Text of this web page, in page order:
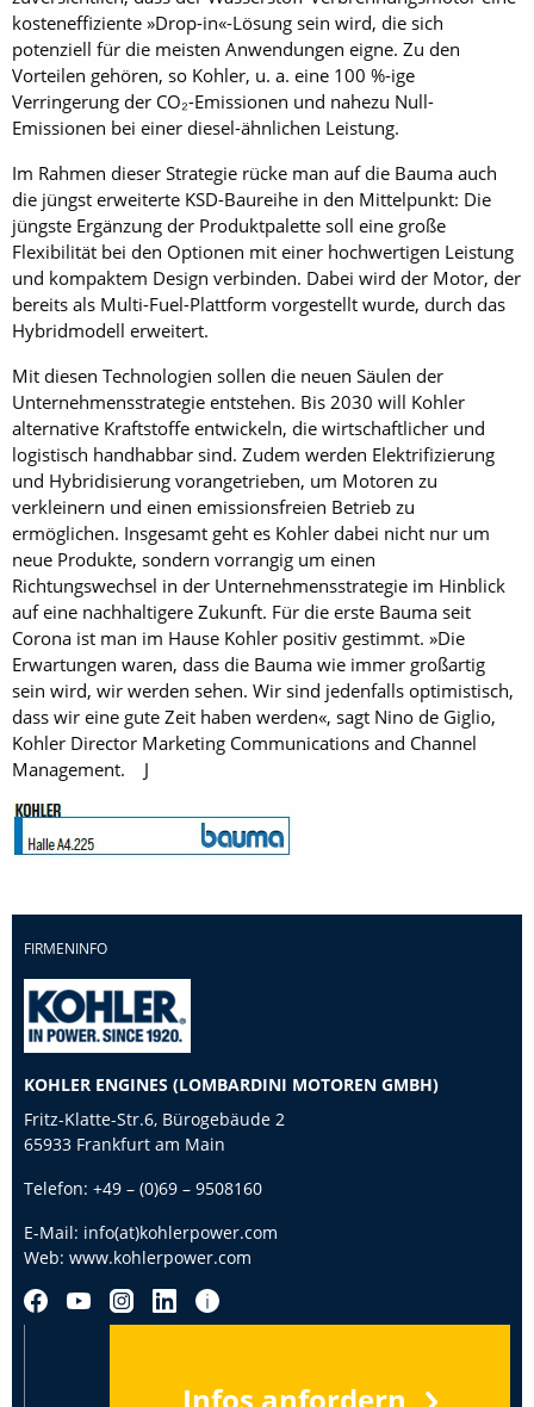
kosteneffiziente »Drop-in«-Lösung sein wird, die sich
potenziell für die meisten Anwendungen eigne. Zu den
Vorteilen gehören, so Kohler, u. a. eine 100 %-ige
Verringerung der CO₂-Emissionen und nahezu Null-
Emissionen bei einer diesel-ähnlichen Leistung.
Im Rahmen dieser Strategie rücke man auf die Bauma auch
die jüngst erweiterte KSD-Baureihe in den Mittelpunkt: Die
jüngste Ergänzung der Produktpalette soll eine große
Flexibilität bei den Optionen mit einer hochwertigen Leistung
und kompaktem Design verbinden. Dabei wird der Motor, der
bereits als Multi-Fuel-Plattform vorgestellt wurde, durch das
Hybridmodell erweitert.
Mit diesen Technologien sollen die neuen Säulen der
Unternehmensstrategie entstehen. Bis 2030 will Kohler
alternative Kraftstoffe entwickeln, die wirtschaftlicher und
logistisch handhabbar sind. Zudem werden Elektrifizierung
und Hybridisierung vorangetrieben, um Motoren zu
verkleinern und einen emissionsfreien Betrieb zu
ermöglichen. Insgesamt geht es Kohler dabei nicht nur um
neue Produkte, sondern vorrangig um einen
Richtungswechsel in der Unternehmensstrategie im Hinblick
auf eine nachhaltigere Zukunft. Für die erste Bauma seit
Corona ist man im Hause Kohler positiv gestimmt. »Die
Erwartungen waren, dass die Bauma wie immer großartig
sein wird, wir werden sehen. Wir sind jedenfalls optimistisch,
dass wir eine gute Zeit haben werden«, sagt Nino de Giglio,
Kohler Director Marketing Communications and Channel
Management. J
FIRMENINFO
KOHLER ENGINES (LOMBARDINI MOTOREN GMBH)
Fritz-Klatte-Str.6, Bürogebäude 2
65933 Frankfurt am Main
Telefon: +49 – (0)69 – 9508160
E-Mail: info(at)kohlerpower.com
Web: www.kohlerpower.com
Infos anfordern